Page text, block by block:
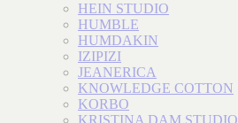
HEIN STUDIO
HUMBLE
HUMDAKIN
IZIPIZI
JEANERICA
KNOWLEDGE COTTON
KORBO
KRISTINA DAM STUDIO